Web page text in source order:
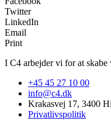
Twitter
LinkedIn
Email
Print
I C4 arbejder vi for at
+45 45 27 10 00
info@c4.dk
Krakasvej 17, 3400
Privatlivspolitik